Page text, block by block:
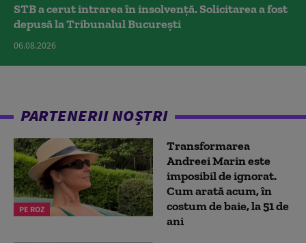
STB a cerut intrarea în insolvență. Solicitarea a fost
depusă la Tribunalul București
06.08.2026
PARTENERII NOȘTRI
PE ROZ
Transformarea
Andreei Marin este
imposibil de ignorat.
Cum arată acum, în
costum de baie, la 51 de
ani